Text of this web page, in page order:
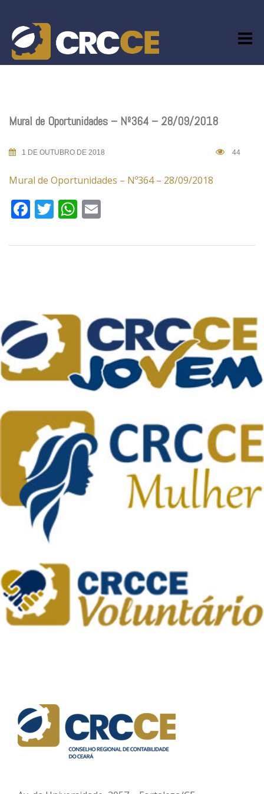
content
Mural de Oportunidades – Nº364 – 28/09/2018
1 DE OUTUBRO DE 2018 44
Mural de Oportunidades – Nº364 – 28/09/2018
Facebook
TwitterWhatsApp